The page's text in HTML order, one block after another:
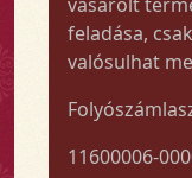
feladása,
valósulhat
11600006-